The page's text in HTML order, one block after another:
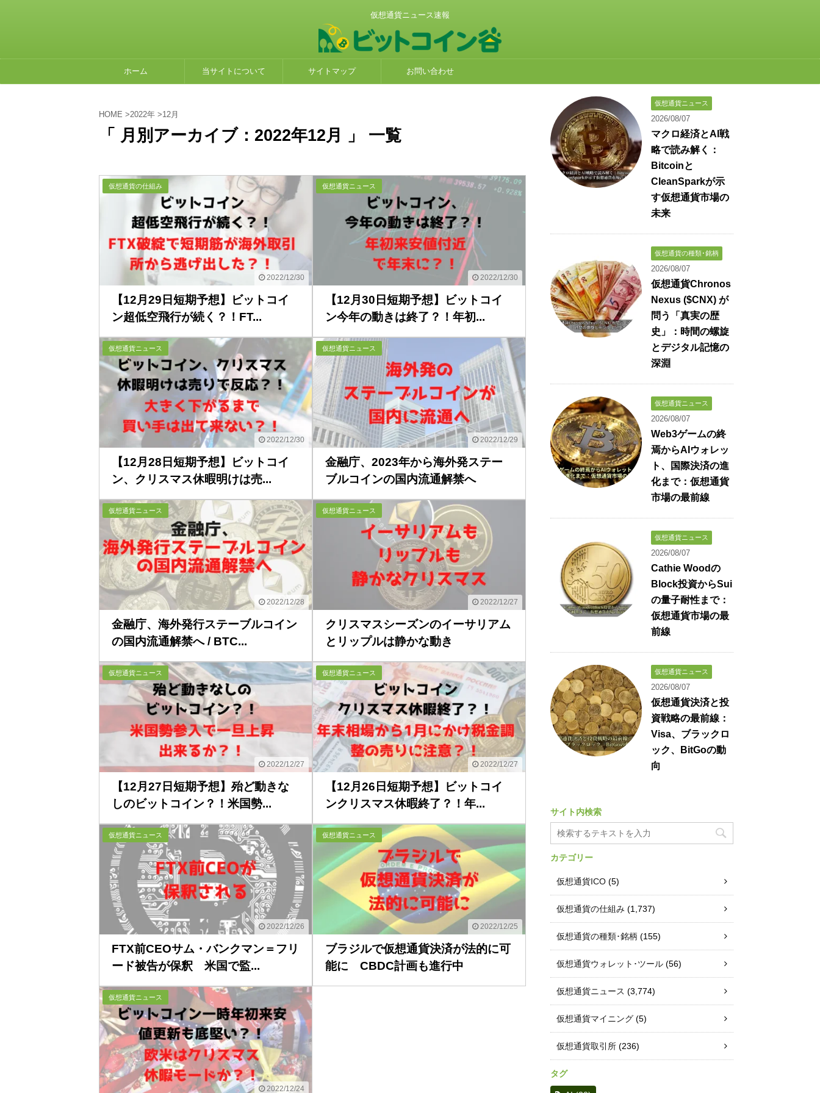
仮想通貨ニュース速報
ホーム 当サイトについて サイトマップ お問い合わせ
HOME >2022年 >12月
「 月別アーカイブ：2022年12月 」 一覧
2022/12/30
仮想通貨の仕組み
【12月29日短期予想】ビットコイ
ン超低空飛行が続く？！FT...
2022/12/30
仮想通貨ニュース
【12月30日短期予想】ビットコイ
ン今年の動きは終了？！年初...
2022/12/30
仮想通貨ニュース
【12月28日短期予想】ビットコイ
ン、クリスマス休暇明けは売...
2022/12/29
仮想通貨ニュース
金融庁、2023年から海外発ステー
ブルコインの国内流通解禁へ
2022/12/28
仮想通貨ニュース
金融庁、海外発行ステーブルコイン
の国内流通解禁へ / BTC...
2022/12/27
仮想通貨ニュース
クリスマスシーズンのイーサリアム
とリップルは静かな動き
2022/12/27
仮想通貨ニュース
【12月27日短期予想】殆ど動きな
しのビットコイン？！米国勢...
2022/12/27
仮想通貨ニュース
【12月26日短期予想】ビットコイ
ンクリスマス休暇終了？！年...
2022/12/26
仮想通貨ニュース
FTX前CEOサム・バンクマン＝フリ
ード被告が保釈 米国で監...
2022/12/25
仮想通貨ニュース
ブラジルで仮想通貨決済が法的に可
能に CBDC計画も進行中
2022/12/24
仮想通貨ニュース
仮想通貨ニュース
2026/08/07
マクロ経済とAI戦
略で読み解く：
Bitcoinと
CleanSparkが示
す仮想通貨市場の
未来
仮想通貨の種類･銘柄
2026/08/07
仮想通貨Chronos
Nexus ($CNX) が
問う「真実の歴
史」：時間の螺旋
とデジタル記憶の
深淵
仮想通貨ニュース
2026/08/07
Web3ゲームの終
焉からAIウォレッ
ト、国際決済の進
化まで：仮想通貨
市場の最前線
仮想通貨ニュース
2026/08/07
Cathie Woodの
Block投資からSui
の量子耐性まで：
仮想通貨市場の最
前線
仮想通貨ニュース
2026/08/07
仮想通貨決済と投
資戦略の最前線：
Visa、ブラックロ
ック、BitGoの動
向
サイト内検索
カテゴリー
仮想通貨ICO (5)
仮想通貨の仕組み (1,737)
仮想通貨の種類･銘柄 (155)
仮想通貨ウォレット･ツール (56)
仮想通貨ニュース (3,774)
仮想通貨マイニング (5)
仮想通貨取引所 (236)
タグ